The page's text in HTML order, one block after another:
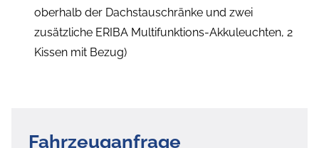
oberhalb der Dachstauschränke und zwei
zusätzliche ERIBA Multifunktions-Akkuleuchten, 2
Kissen mit Bezug)
Fahrzeuganfrage